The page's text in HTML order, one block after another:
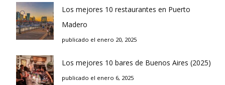
Los mejores 10 restaurantes en Puerto
Madero
publicado el enero 20, 2025
Los mejores 10 bares de Buenos Aires (2025)
publicado el enero 6, 2025